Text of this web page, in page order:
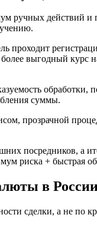
действий и
проходит
выгодный
суммы.
прозрачной
посредников, а
риска + быстрая
в
сделки, а не по